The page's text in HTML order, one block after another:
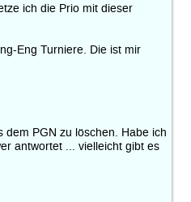
ich die Prio mit dieser
Eng Turniere. Die ist mir
PGN zu löschen. Habe ich
antwortet ... vielleicht gibt es